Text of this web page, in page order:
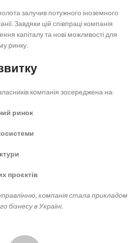
залучив потужного іноземного
Завдяки цій співпраці компанія
капіталу та нові можливості для
ринку.
компанія зосереджена на:
ринок
проєктів
компанія стала прикладом
бізнесу в Україні.